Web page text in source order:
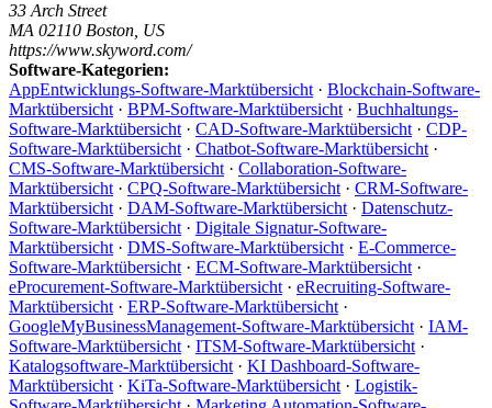
33 Arch Street
MA 02110 Boston, US
https://www.skyword.com/
Software-Kategorien:
AppEntwicklungs-Software-Marktübersicht · Blockchain-Software-
Marktübersicht · BPM-Software-Marktübersicht · Buchhaltungs-
Software-Marktübersicht · CAD-Software-Marktübersicht · CDP-
Software-Marktübersicht · Chatbot-Software-Marktübersicht ·
CMS-Software-Marktübersicht · Collaboration-Software-
Marktübersicht · CPQ-Software-Marktübersicht · CRM-Software-
Marktübersicht · DAM-Software-Marktübersicht · Datenschutz-
Software-Marktübersicht · Digitale Signatur-Software-
Marktübersicht · DMS-Software-Marktübersicht · E-Commerce-
Software-Marktübersicht · ECM-Software-Marktübersicht ·
eProcurement-Software-Marktübersicht · eRecruiting-Software-
Marktübersicht · ERP-Software-Marktübersicht ·
GoogleMyBusinessManagement-Software-Marktübersicht · IAM-
Software-Marktübersicht · ITSM-Software-Marktübersicht ·
Katalogsoftware-Marktübersicht · KI Dashboard-Software-
Marktübersicht · KiTa-Software-Marktübersicht · Logistik-